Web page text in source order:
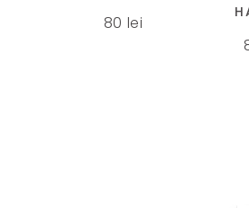
80 lei